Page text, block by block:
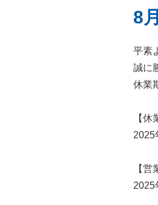
8
平素
誠に
休業
【休
2025
【営
2025